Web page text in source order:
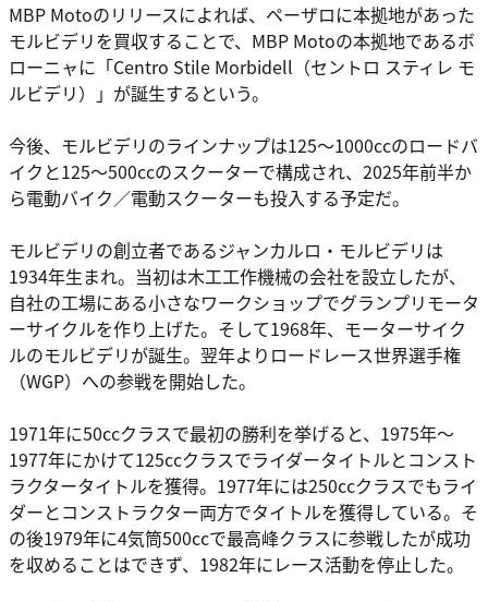
MBP Motoのリリースによれば、ペーザロに本拠地があった
モルビデリを買収することで、MBP Motoの本拠地であるボ
ローニャに「Centro Stile Morbidell（セントロ スティレ モ
ルビデリ）」が誕生するという。
今後、モルビデリのラインナップは125～1000ccのロードバ
イクと125～500ccのスクーターで構成され、2025年前半か
ら電動バイク／電動スクーターも投入する予定だ。
モルビデリの創立者であるジャンカルロ・モルビデリは
1934年生まれ。当初は木工工作機械の会社を設立したが、
自社の工場にある小さなワークショップでグランプリモータ
ーサイクルを作り上げた。そして1968年、モーターサイク
ルのモルビデリが誕生。翌年よりロードレース世界選手権
（WGP）への参戦を開始した。
1971年に50ccクラスで最初の勝利を挙げると、1975年～
1977年にかけて125ccクラスでライダータイトルとコンスト
ラクタータイトルを獲得。1977年には250ccクラスでもライ
ダーとコンストラクター両方でタイトルを獲得している。そ
の後1979年に4気筒500ccで最高峰クラスに参戦したが成功
を収めることはできず、1982年にレース活動を停止した。